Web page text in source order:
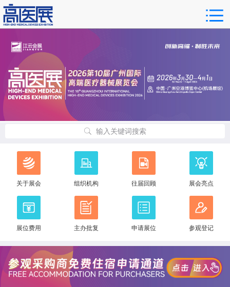
输入关键词搜索
关于展会 组织机构 往届回顾 展会亮点
展位费用 主办批复 申请展位 参观登记